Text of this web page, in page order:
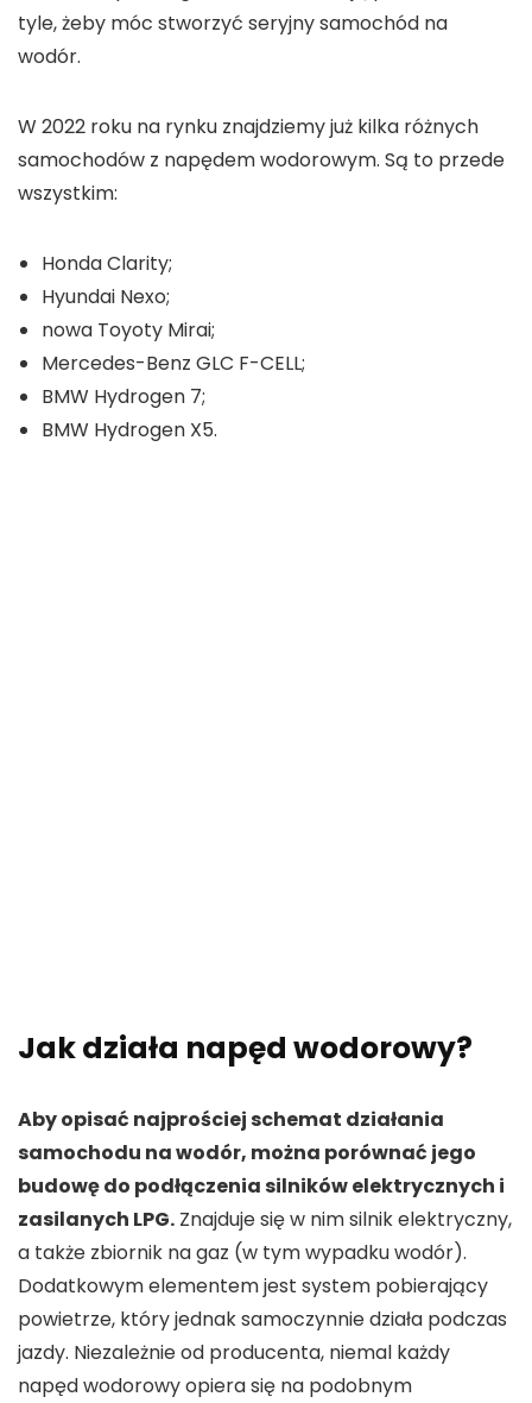
tyle, żeby móc stworzyć seryjny samochód na
wodór.
W 2022 roku na rynku znajdziemy już kilka różnych
samochodów z napędem wodorowym. Są to przede
wszystkim:
Honda Clarity;
Hyundai Nexo;
nowa Toyoty Mirai;
Mercedes-Benz GLC F-CELL;
BMW Hydrogen 7;
BMW Hydrogen X5.
Jak działa napęd wodorowy?
Aby opisać najprościej schemat działania
samochodu na wodór, można porównać jego
budowę do podłączenia silników elektrycznych i
zasilanych LPG. Znajduje się w nim silnik elektryczny,
a także zbiornik na gaz (w tym wypadku wodór).
Dodatkowym elementem jest system pobierający
powietrze, który jednak samoczynnie działa podczas
jazdy. Niezależnie od producenta, niemal każdy
napęd wodorowy opiera się na podobnym